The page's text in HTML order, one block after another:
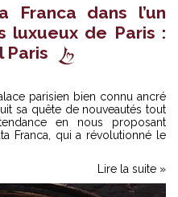
Franca dans l’un
luxueux de Paris :
Paris
parisien bien connu ancré
sa quête de nouveautés tout
en nous proposant
Franca, qui a révolutionné le
Lire la suite »